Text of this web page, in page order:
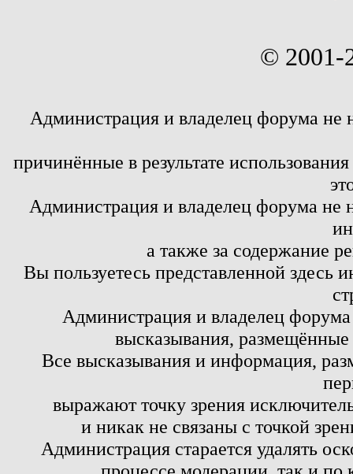
© 2001-
Администрация и владелец форума не
причинённые в результате
Администрация и владелец форума не
а также за содержание
Вы пользуетесь представленной здесь
Администрация и владелец
высказывания,
Все высказывания и информация,
выражают точку зрения
и никак не связаны с точкой
Администрация старается удалять